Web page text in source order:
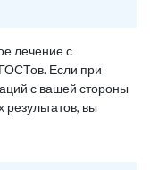
лечение с
Если при
с вашей стороны
результатов, вы